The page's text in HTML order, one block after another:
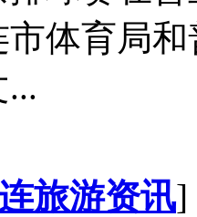
市体育局
旅游资讯]